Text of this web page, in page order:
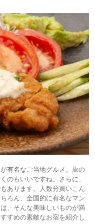
有名なご当地グルメ。旅の
のもいいですね。さらに、
あります。人数分買いこん
ろん、全国的に有名なマン
、そんな美味しいものが満
すめの素敵なお宿を紹介し